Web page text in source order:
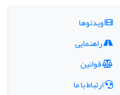
ویدئوها
راهنمایی
قوانین
ارتباط با ما